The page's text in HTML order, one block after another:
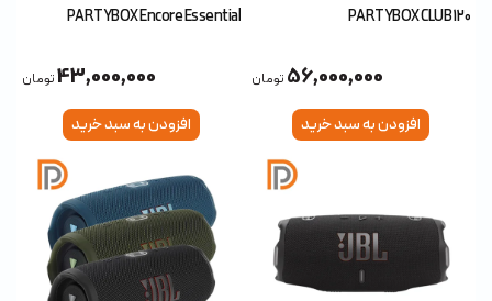
PARTYBOX CLUB 120
56,000,000 تومان
افزودن به سبد خرید
PARTYBOX Encore Essential
43,000,000تومان
افزودن به سبد خرید